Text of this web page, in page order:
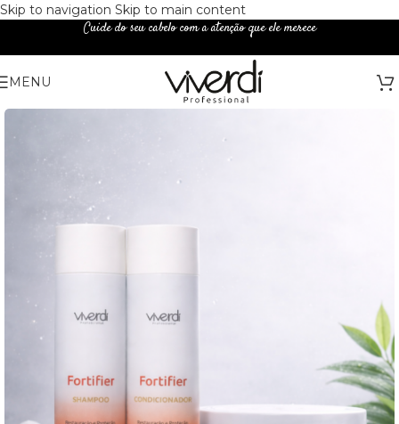
Skip to navigation Skip to main content
Cuide do seu cabelo com a atenção que ele merece
MENU